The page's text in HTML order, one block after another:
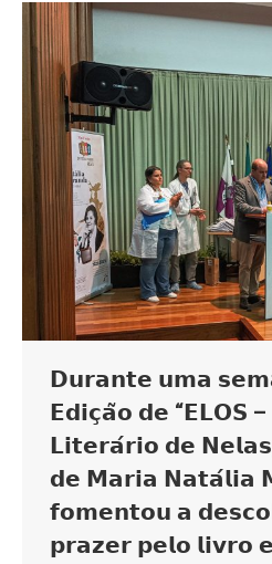
𝗗𝘂𝗿𝗮𝗻𝘁𝗲 𝘂𝗺𝗮
𝗘𝗱𝗶𝗰̧𝗮̃𝗼 𝗱𝗲 “𝗘𝗟𝗢𝗦 –
𝗟𝗶𝘁𝗲𝗿𝗮́𝗿𝗶𝗼 𝗱𝗲
𝗱𝗲 𝗠𝗮𝗿𝗶𝗮 𝗡𝗮𝘁𝗮́𝗹𝗶𝗮
𝗳𝗼𝗺𝗲𝗻𝘁𝗼𝘂 𝗮
𝗽𝗿𝗮𝘇𝗲𝗿 𝗽𝗲𝗹𝗼 𝗹𝗶𝘃𝗿𝗼